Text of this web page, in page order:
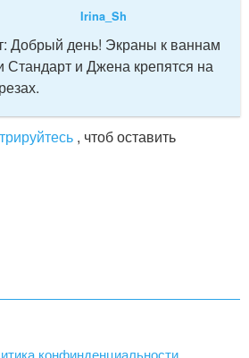
Irina_Sh
Добрый день! Экраны к ваннам
Стандарт и Джена крепятся на
, чтоб оставить
конфинденциальности